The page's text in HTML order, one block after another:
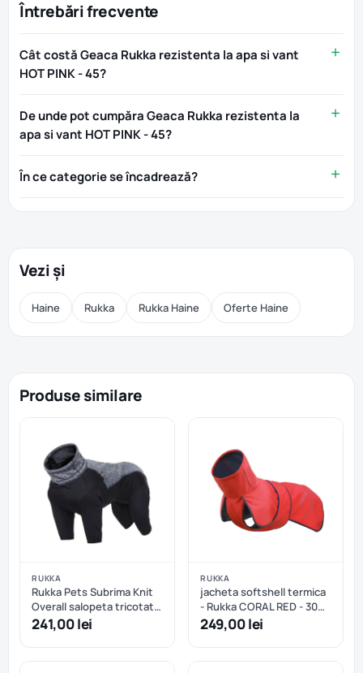
Întrebări frecvente
Cât costă Geaca Rukka rezistenta la apa si vant
HOT PINK - 45?
De unde pot cumpăra Geaca Rukka rezistenta la
apa si vant HOT PINK - 45?
În ce categorie se încadrează?
Vezi și
Haine Rukka Rukka Haine Oferte Haine
Produse similare
RUKKA
Rukka Pets Subrima Knit
Overall salopeta tricotata
- 45 cm
241,00 lei
RUKKA
jacheta softshell termica
- Rukka CORAL RED - 30
cm
249,00 lei